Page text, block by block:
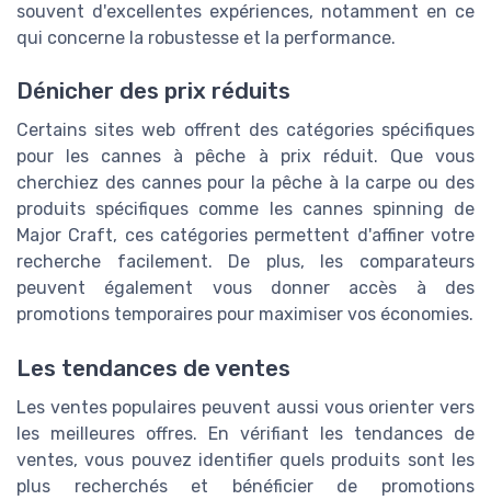
souvent d'excellentes expériences, notamment en ce
qui concerne la robustesse et la performance.
Dénicher des prix réduits
Certains sites web offrent des catégories spécifiques
pour les cannes à pêche à prix réduit. Que vous
cherchiez des cannes pour la pêche à la carpe ou des
produits spécifiques comme les cannes spinning de
Major Craft, ces catégories permettent d'affiner votre
recherche facilement. De plus, les comparateurs
peuvent également vous donner accès à des
promotions temporaires pour maximiser vos économies.
Les tendances de ventes
Les ventes populaires peuvent aussi vous orienter vers
les meilleures offres. En vérifiant les tendances de
ventes, vous pouvez identifier quels produits sont les
plus recherchés et bénéficier de promotions